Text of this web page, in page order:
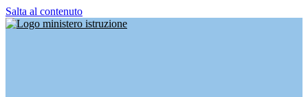
Salta al contenuto